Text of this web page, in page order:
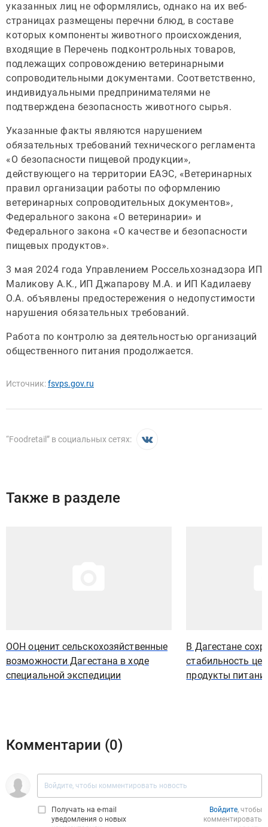
указанных лиц не оформлялись, однако на их веб-
страницах размещены перечни блюд, в составе
которых компоненты животного происхождения,
входящие в Перечень подконтрольных товаров,
подлежащих сопровождению ветеринарными
сопроводительными документами. Соответственно,
индивидуальными предпринимателями не
подтверждена безопасность животного сырья.
Указанные факты являются нарушением
обязательных требований технического регламента
«О безопасности пищевой продукции»,
действующего на территории ЕАЭС, «Ветеринарных
правил организации работы по оформлению
ветеринарных сопроводительных документов»,
Федерального закона «О ветеринарии» и
Федерального закона «О качестве и безопасности
пищевых продуктов».
3 мая 2024 года Управлением Россельхознадзора ИП
Маликову А.К., ИП Джапарову М.А. и ИП Кадилаеву
О.А. объявлены предостережения о недопустимости
нарушения обязательных требований.
Работа по контролю за деятельностью организаций
общественного питания продолжается.
Источник:fsvps.gov.ru
“Foodretail” в социальных сетях:
Также в разделе
ООН оценит сельскохозяйственные
возможности Дагестана в ходе
специальной экспедиции
В Дагестане
стабильность
продукты
Комментарии (0)
Получать на e‑mail
уведомления о новых
Войдите, чтобы
комментировать